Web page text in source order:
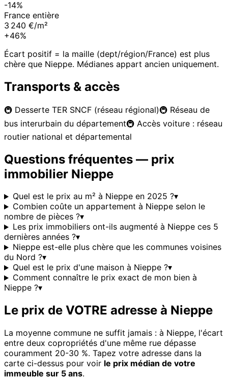
-14%
France entière
3 240 €/m²
+46%
Écart positif = la maille (dept/région/France) est plus
chère que Nieppe. Médianes appart ancien uniquement.
Transports & accès
🚇 Desserte TER SNCF (réseau régional)🚇 Réseau de
bus interurbain du département🚇 Accès voiture : réseau
routier national et départemental
Questions fréquentes — prix
immobilier Nieppe
Quel est le prix au m² à Nieppe en 2025 ?▾
Combien coûte un appartement à Nieppe selon le
nombre de pièces ?▾
Les prix immobiliers ont-ils augmenté à Nieppe ces 5
dernières années ?▾
Nieppe est-elle plus chère que les communes voisines
du Nord ?▾
Quel est le prix d'une maison à Nieppe ?▾
Comment connaître le prix exact de mon bien à
Nieppe ?▾
Le prix de VOTRE adresse à Nieppe
La moyenne commune ne suffit jamais : à Nieppe, l'écart
entre deux copropriétés d'une même rue dépasse
couramment 20-30 %. Tapez votre adresse dans la
carte ci-dessus pour voir le prix médian de votre
immeuble sur 5 ans.